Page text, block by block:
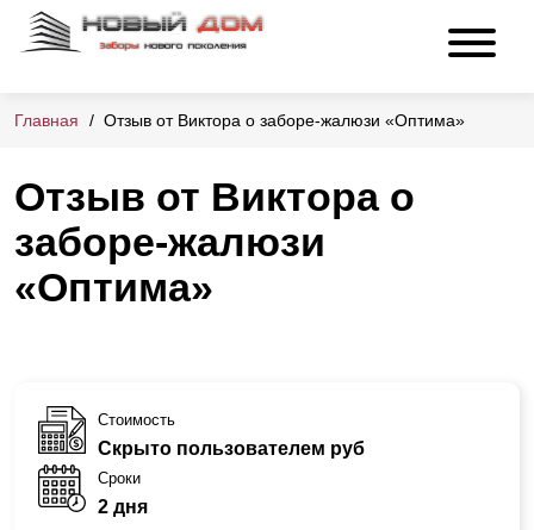
Главная Отзыв от Виктора о заборе-жалюзи «Оптима»
Отзыв от Виктора о
заборе-жалюзи
«Оптима»
Стоимость
Скрыто пользователем руб
Сроки
2 дня